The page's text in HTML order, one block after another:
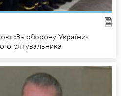
«За оборону України»
рятувальника